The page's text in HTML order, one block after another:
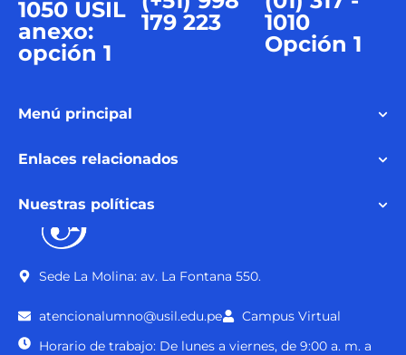
1050 USIL
anexo:
opción 1
179 223
1010
Opción 1
Menú principal
Enlaces relacionados
Nuestras políticas
Sede La Molina: av. La Fontana 550.
atencionalumno@usil.edu.pe
Campus Virtual
Horario de trabajo: De lunes a viernes, de 9:00 a. m. a